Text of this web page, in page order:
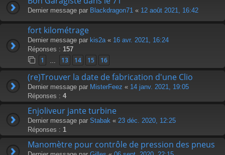
Dernier message par Blackdragon71 « 12 août 2021, 16:42
fort kilométrage
Dernier message par kis2a « 16 avr. 2021, 16:24
Réponses : 157
1 13 14 15 16
(re)Trouver la date de fabrication d'une Clio
Dernier message par MisterFeez « 14 janv. 2021, 19:05
Réponses : 4
Enjoliveur jante turbine
Dernier message par Stabak « 23 déc. 2020, 12:25
Réponses : 1
Manomètre pour contrôle de pression des pneus